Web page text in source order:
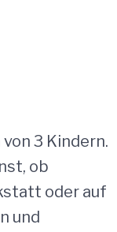
3 Kindern.
ob
oder auf
und